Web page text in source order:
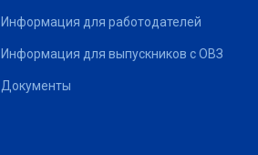
Информация для работодателей
Информация для выпускников с ОВЗ
Документы